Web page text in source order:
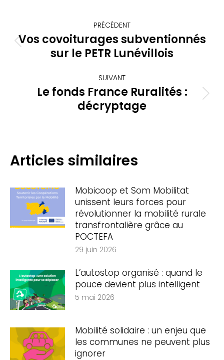
Navigation
article PRÉCÉDENT
Article
précédent
Vos covoiturages subventionnés
sur le PETR Lunévillois
SUIVANT
Article
suivant
Le fonds France Ruralités :
décryptage
Articles similaires
Mobicoop et Som Mobilitat
unissent leurs forces pour
révolutionner la mobilité rurale
transfrontalière grâce au
POCTEFA
29 juin 2026
L’autostop organisé : quand le
pouce devient plus intelligent
5 mai 2026
Mobilité solidaire : un enjeu que
les communes ne peuvent plus
ignorer